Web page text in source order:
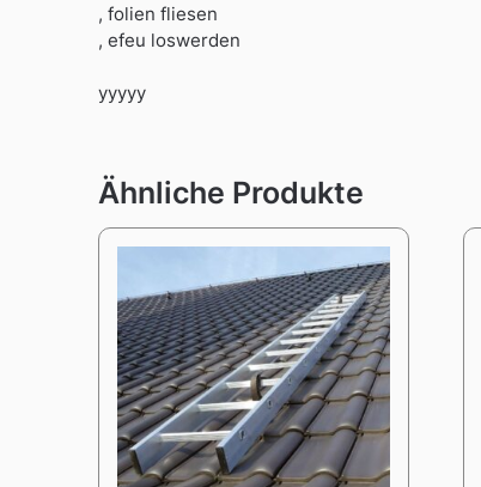
, folien fliesen
, efeu loswerden
yyyyy
Ähnliche Produkte